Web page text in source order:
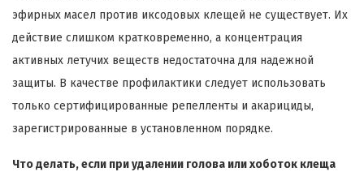
эфирных масел против иксодовых клещей не существует. Их
действие слишком кратковременно, а концентрация
активных летучих веществ недостаточна для надежной
защиты. В качестве профилактики следует использовать
только сертифицированные репелленты и акарициды,
зарегистрированные в установленном порядке.
Что делать, если при удалении голова или хоботок клеща